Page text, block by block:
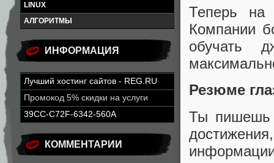
LINUX
АЛГОРИТМЫ
ИНФОРМАЦИЯ
Лучший хостинг сайтов - REG.RU
Промокод 5% скидки на услуги
39CC-C72F-6342-560A
КОММЕНТАРИИ
Теперь на
Компании
Резюме
Ты пишешь